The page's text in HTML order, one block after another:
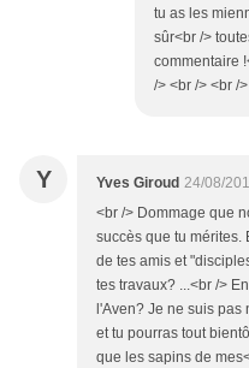
tu as les
sûr<br />
commentaire
/> <br /> <br /
Y Yves Giroud 24/08/
<br /> Dommage que
succès que tu mérites.
de tes amis et
tes travaux? ...<br />
l'Aven? Je ne suis
et tu pourras tout
que les sapins de